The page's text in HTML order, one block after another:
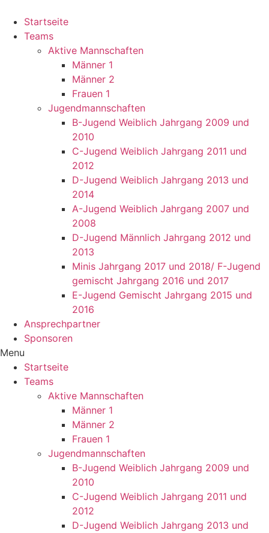
Startseite
Teams
Aktive Mannschaften
Männer 1
Männer 2
Frauen 1
Jugendmannschaften
B-Jugend Weiblich Jahrgang 2009 und
2010
C-Jugend Weiblich Jahrgang 2011 und
2012
D-Jugend Weiblich Jahrgang 2013 und
2014
A-Jugend Weiblich Jahrgang 2007 und
2008
D-Jugend Männlich Jahrgang 2012 und
2013
Minis Jahrgang 2017 und 2018/ F-Jugend
gemischt Jahrgang 2016 und 2017
E-Jugend Gemischt Jahrgang 2015 und
2016
Ansprechpartner
Sponsoren
Menu
Startseite
Teams
Aktive Mannschaften
Männer 1
Männer 2
Frauen 1
Jugendmannschaften
B-Jugend Weiblich Jahrgang 2009 und
2010
C-Jugend Weiblich Jahrgang 2011 und
2012
D-Jugend Weiblich Jahrgang 2013 und